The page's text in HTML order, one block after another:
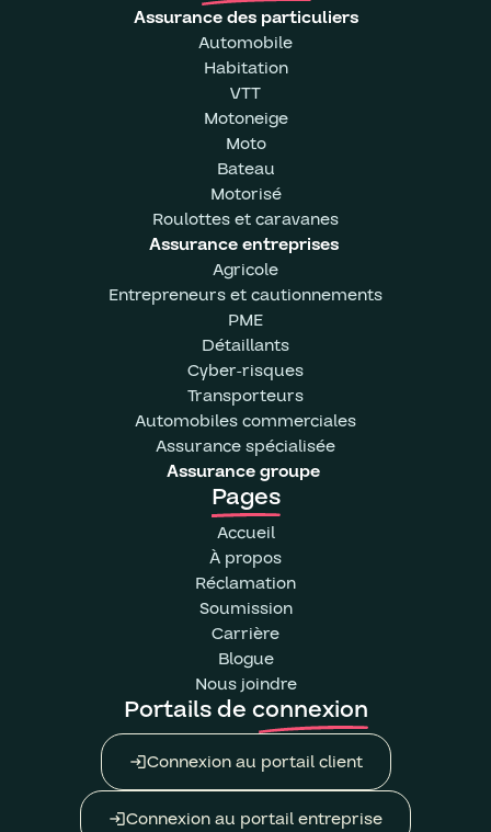
Assurance des particuliers
Automobile
Habitation
VTT
Motoneige
Moto
Bateau
Motorisé
Roulottes et caravanes
Assurance entreprises
Agricole
Entrepreneurs et cautionnements
PME
Détaillants
Cyber-risques
Transporteurs
Automobiles commerciales
Assurance spécialisée
Assurance groupe
Pages
Accueil
À propos
Réclamation
Soumission
Carrière
Blogue
Nous joindre
Portails de connexion
loginConnexion au portail client
loginConnexion au portail entreprise